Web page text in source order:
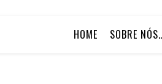
HOME SOBRE